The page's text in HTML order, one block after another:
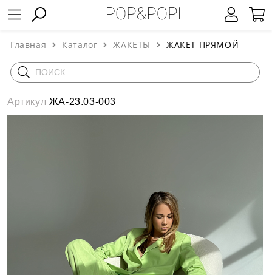
Главная Каталог ЖАКЕТЫ ЖАКЕТ ПРЯМОЙ
Артикул ЖА-23.03-003